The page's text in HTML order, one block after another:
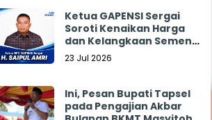
Ketua GAPENSI Sergai
Soroti Kenaikan Harga
dan Kelangkaan Semen,
Minta Pemerintah
23 Jul 2026
Ini, Pesan Bupati Tapsel
pada Pengajian Akbar